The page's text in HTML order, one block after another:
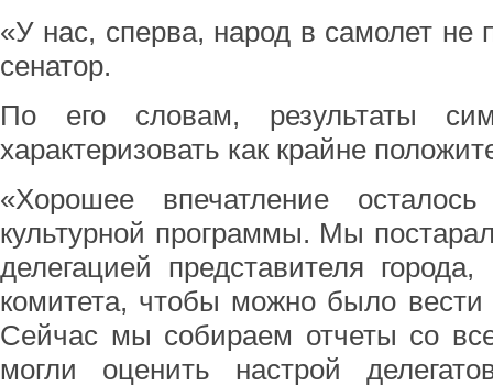
«У нас, сперва, народ в самолет
сенатор.
По его словам, результаты
характеризовать как крайне
«Хорошее впечатление
культурной программы. Мы
делегацией представителя
комитета, чтобы можно было вести
Сейчас мы собираем отчеты со
могли оценить настрой